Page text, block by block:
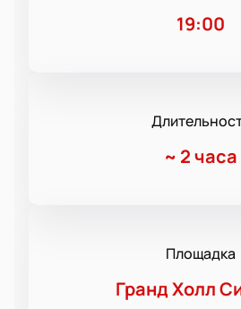
19:00
~ 2 часа
Площадка
Гранд Холл